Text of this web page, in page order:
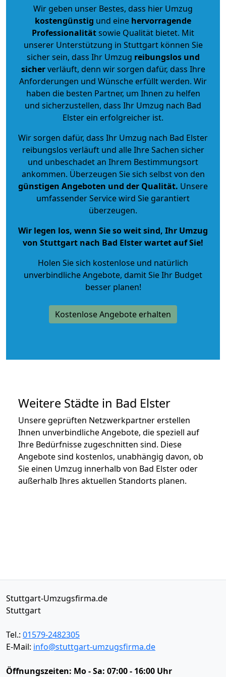
Wir geben unser Bestes, dass hier Umzug
kostengünstig und eine hervorragende
Professionalitätsowie Qualität bietet. Mit
unserer Unterstützung in Stuttgart können Sie
sicher sein, dass Ihr Umzug reibungslos und
sicherverläuft, denn wir sorgen dafür, dass Ihre
Anforderungen und Wünsche erfüllt werden. Wir
haben die besten Partner, um Ihnen zu helfen
und sicherzustellen, dass Ihr Umzug nach Bad
Elster ein erfolgreicher ist.
Wir sorgen dafür, dass Ihr Umzug nach Bad Elster
reibungslos verläuft und alle Ihre Sachen sicher
und unbeschadet an Ihrem Bestimmungsort
ankommen. Überzeugen Sie sich selbst von den
günstigen Angeboten und der Qualität. Unsere
umfassender Service wird Sie garantiert
überzeugen.
Wir legen los, wenn Sie so weit sind, Ihr Umzug
von Stuttgart nach Bad Elster wartet auf Sie!
Holen Sie sich kostenlose und natürlich
unverbindliche Angebote, damit Sie Ihr Budget
besser planen!
Kostenlose Angebote erhalten
Weitere Städte in Bad Elster
Unsere geprüften Netzwerkpartner erstellen
Ihnen unverbindliche Angebote, die speziell auf
Ihre Bedürfnisse zugeschnitten sind. Diese
Angebote sind kostenlos, unabhängig davon, ob
Sie einen Umzug innerhalb von Bad Elster oder
außerhalb Ihres aktuellen Standorts planen.
Stuttgart-Umzugsfirma.de
Stuttgart
Tel.: 01579-2482305
E-Mail: info@stuttgart-umzugsfirma.de
Öffnungszeiten: Mo - Sa: 07:00 - 16:00 Uhr